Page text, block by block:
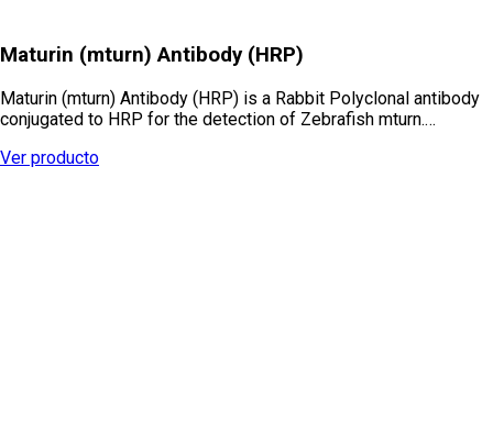
Maturin (mturn) Antibody (HRP)
Maturin (mturn) Antibody (HRP) is a Rabbit Polyclonal antibody
conjugated to HRP for the detection of Zebrafish mturn.…
Ver producto